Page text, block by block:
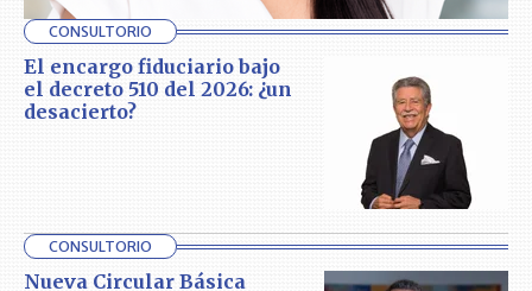
CONSULTORIO
El encargo fiduciario bajo
el decreto 510 del 2026: ¿un
desacierto?
CONSULTORIO
Nueva Circular Básica